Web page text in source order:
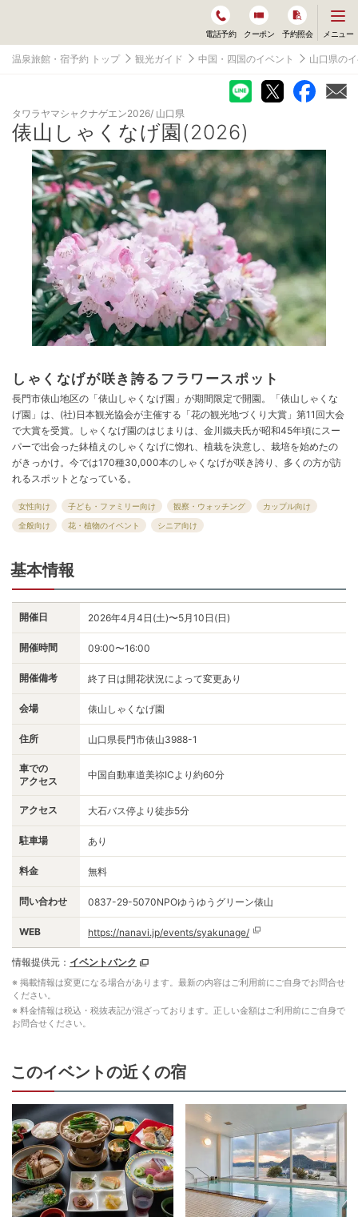
電話予約 クーポン 予約照会
ニ
ー
開
く
メニュー
温泉旅館・宿予約 トップ 観光ガイド 中国・四国のイベント 山口県の
タワラヤマシャクナゲエン2026 山口県
俵山しゃくなげ園(2026)
しゃくなげが咲き誇るフラワースポット
長門市俵山地区の「俵山しゃくなげ園」が期間限定で開園。「俵山しゃくな
げ園」は、(社)日本観光協会が主催する「花の観光地づくり大賞」第11回大会
で大賞を受賞。しゃくなげ園のはじまりは、金川鐵夫氏が昭和45年頃にスー
パーで出会った鉢植えのしゃくなげに惚れ、植栽を決意し、栽培を始めたの
がきっかけ。今では170種30,000本のしゃくなげが咲き誇り、多くの方が訪
れるスポットとなっている。
女性向け 子ども・ファミリー向け 観察・ウォッチング
カップル向け
全般向け
花・植物のイベント シニア向け
基本情報
開催日 2026年4月4日(土)〜5月10日(日)
開催時間 09:00〜16:00
開催備考 終了日は開花状況によって変更あり
会場 俵山しゃくなげ園
住所 山口県長門市俵山3988-1
車での
アクセス
中国自動車道美祢ICより約60分
アクセス 大石バス停より徒歩5分
駐車場 あり
料金 無料
問い合わせ 0837-29-5070NPOゆうゆうグリーン俵山
WEB https://nanavi.jp/events/syakunage/
情報提供元： イベントバンク
※ 掲載情報は変更になる場合があります。最新の内容はご利用前にご自身でお問合せ
ください。
※ 料金情報は税込・税抜表記が混ざっております。正しい金額はご利用前にご自身で
お問合せください。
このイベントの近くの宿